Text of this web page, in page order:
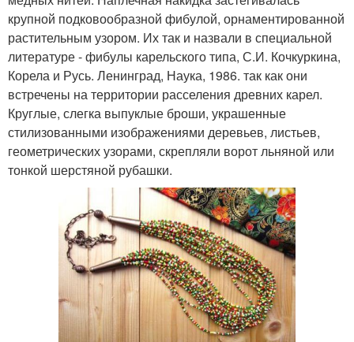
крупной подковообразной фибулой, орнаментированной
растительным узором. Их так и назвали в специальной
литературе - фибулы карельского типа, С.И. Кочкуркина,
Корела и Русь. Ленинград, Наука, 1986. так как они
встречены на территории расселения древних карел.
Круглые, слегка выпуклые броши, украшенные
стилизованными изображениями деревьев, листьев,
геометрических узорами, скрепляли ворот льняной или
тонкой шерстяной рубашки.